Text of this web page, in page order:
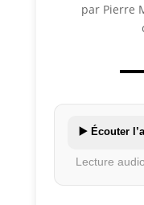
par Pierre
▶️ Écouter
Lecture